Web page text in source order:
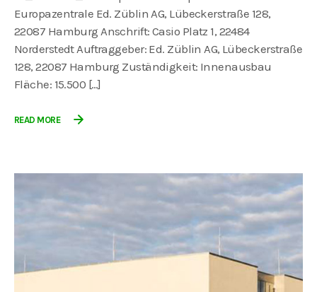
Europazentrale Ed. Züblin AG, Lübeckerstraße 128,
22087 Hamburg Anschrift: Casio Platz 1, 22484
Norderstedt Auftraggeber: Ed. Züblin AG, Lübeckerstraße
128, 22087 Hamburg Zuständigkeit: Innenausbau
Fläche: 15.500 […]
READ MORE